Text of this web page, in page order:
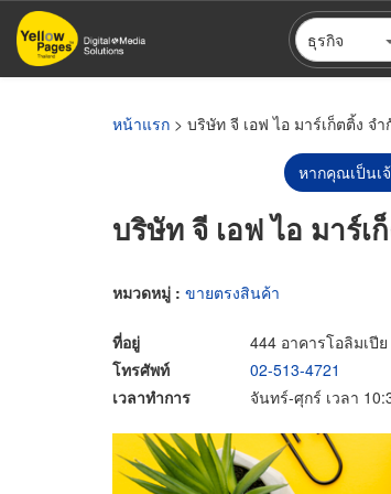
ข้าม
ไป
ธุรกิจ
หน้าแรก > บริษัท จี เอฟ ไอ มาร์เก็ตติ้ง จำ
หากคุณเป็นเ
บริษัท จี เอฟ ไอ มาร์เ
หมวดหมู่ : ขายตรงสินค้า
ที่อยู่
444 อาคารโอลิมเปี
โทรศัพท์
02-513-4721
เวลาทำการ
จันทร์-ศุกร์ เวลา